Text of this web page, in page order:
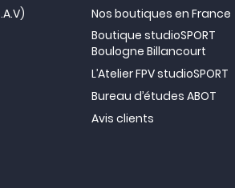
Nos boutiques en France
Boutique studioSPORT
Boulogne Billancourt
L’Atelier FPV studioSPORT
Bureau d’études ABOT
Avis clients